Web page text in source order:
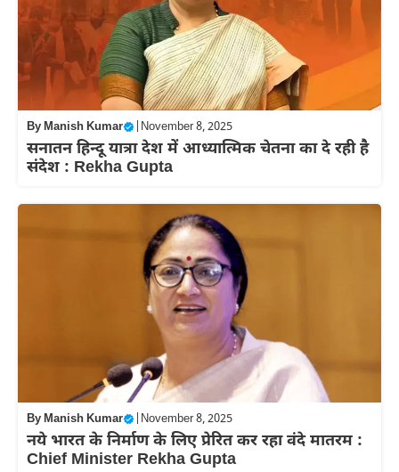
ByManish Kumar November 8, 2025
सनातन हिन्दू यात्रा देश में आध्यात्मिक चेतना का दे रही है
संदेश : Rekha Gupta
ByManish Kumar November 8, 2025
नये भारत के निर्माण के लिए प्रेरित कर रहा वंदे मातरम :
Chief Minister Rekha Gupta